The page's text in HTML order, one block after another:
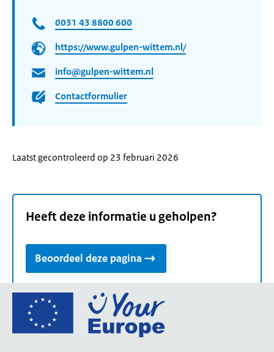
0031 43 8800 600
https://www.gulpen-wittem.nl/
info@gulpen-wittem.nl
Contactformulier
Laatst gecontroleerd op 23 februari 2026
Heeft deze informatie u geholpen?
Beoordeel deze pagina
Ga
de